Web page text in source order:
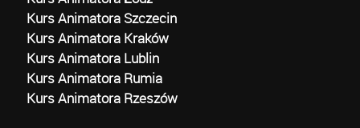
Kurs Animatora Szczecin
Kurs Animatora Kraków
Kurs Animatora Lublin
Kurs Animatora Rumia
Kurs Animatora Rzeszów